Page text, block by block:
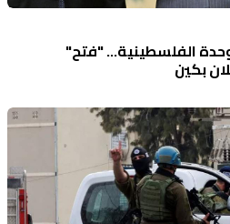
الفلسطينية... "فتح"
بكين